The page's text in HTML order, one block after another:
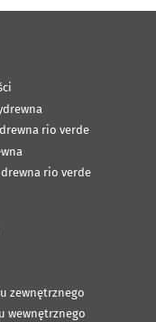
rio verde
rio verde
zewnętrznego
wewnętrznego